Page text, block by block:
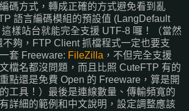
碼方式，轉成正確的方式避免看到亂
語言編碼模組的預設值 (LangDefault
樣站台就能完全支援 UTF-8 囉！（當然
不夠，FTP Client 抓檔程式一定也要支
套 Freeware: FileZilla ，不但完全支援
檔名都沒問題，而且比照 CuteFTP 有的
點還是免費 Open 的 Freeware，算是開
工具！）最後是連線數量、傳輸頻寬的
詳細的範例和中文說明，設定調整應該